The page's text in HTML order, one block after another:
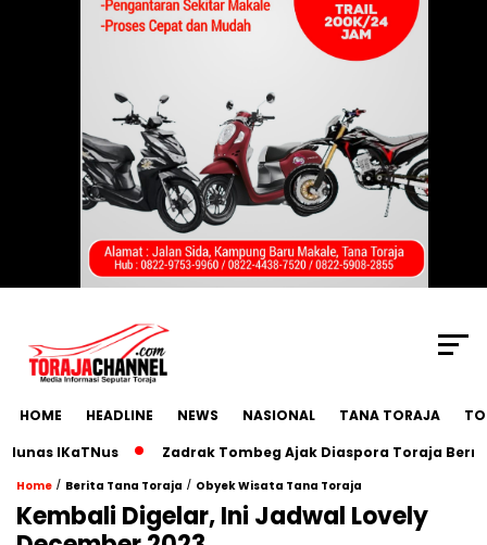
HOME HEADLINE NEWS NASIONAL TANA TORAJA
IKaTNus
Zadrak Tombeg Ajak Diaspora Toraja Bermimpi
Home / Berita Tana Toraja / Obyek Wisata Tana Toraja
Kembali Digelar, Ini Jadwal Lovely